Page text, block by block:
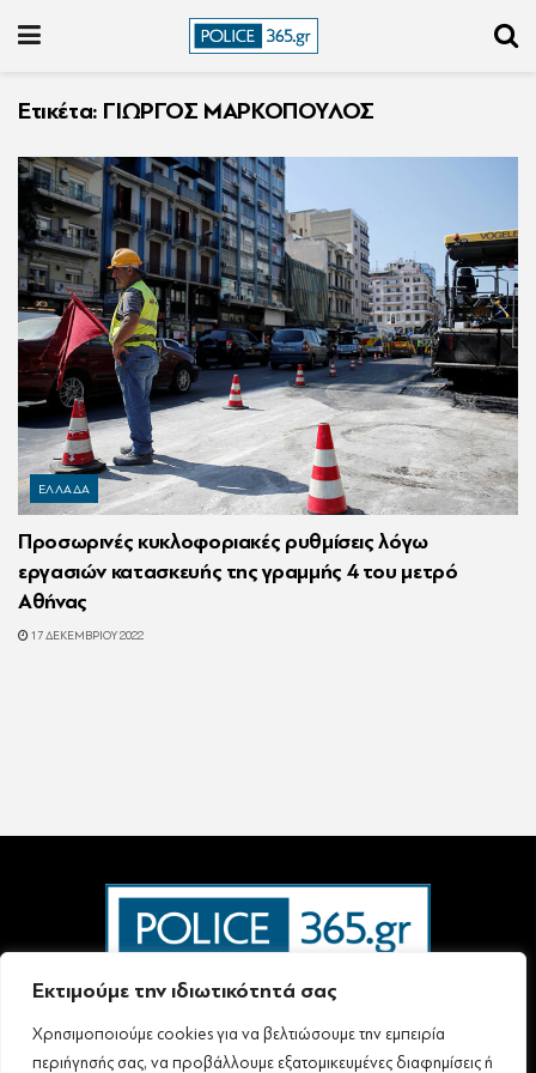
Εκτιμούμε την ιδιωτικότητά σας
Χρησιμοποιούμε cookies για να βελτιώσουμε την εμπειρία
περιήγησής σας, να προβάλλουμε εξατομικευμένες διαφημίσεις ή
Ετικέτα: ΓΙΩΡΓΟΣ ΜΑΡΚΟΠΟΥΛΟΣ
ΕΛΛΑΔΑ
Προσωρινές κυκλοφοριακές ρυθμίσεις λόγω
εργασιών κατασκευής της γραμμής 4 του μετρό
Αθήνας
17 ΔΕΚΕΜΒΡΊΟΥ 2022
Ταυτότητα – Επικοινωνία
Όροι Χρήσης
Πολιτική Απορρήτου & Προστασίας Προσωπικών Δεδομένων